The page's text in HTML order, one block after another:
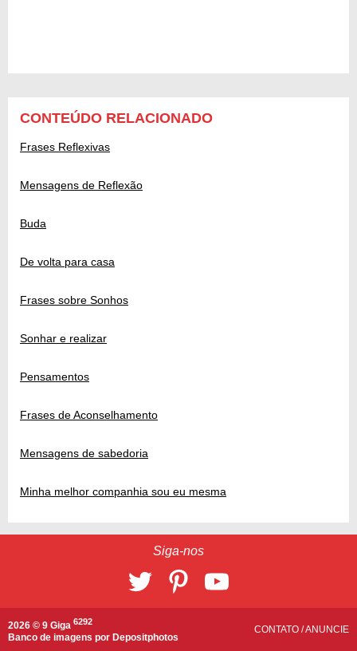
CONTEÚDO RELACIONADO
Frases Reflexivas
Mensagens de Reflexão
Buda
De volta para casa
Frases sobre Sonhos
Sonhar e realizar
Pensamentos
Frases de Aconselhamento
Mensagens de sabedoria
Minha melhor companhia sou eu mesma
Siga-nos
2026 © 9 Giga 6292
Banco de imagens por Depositphotos
CONTATO /ANUNCIE